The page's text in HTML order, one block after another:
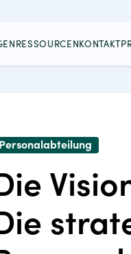
RESSOURCENKONTAKT
Personalabteilung